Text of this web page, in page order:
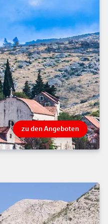
zu den Angeboten